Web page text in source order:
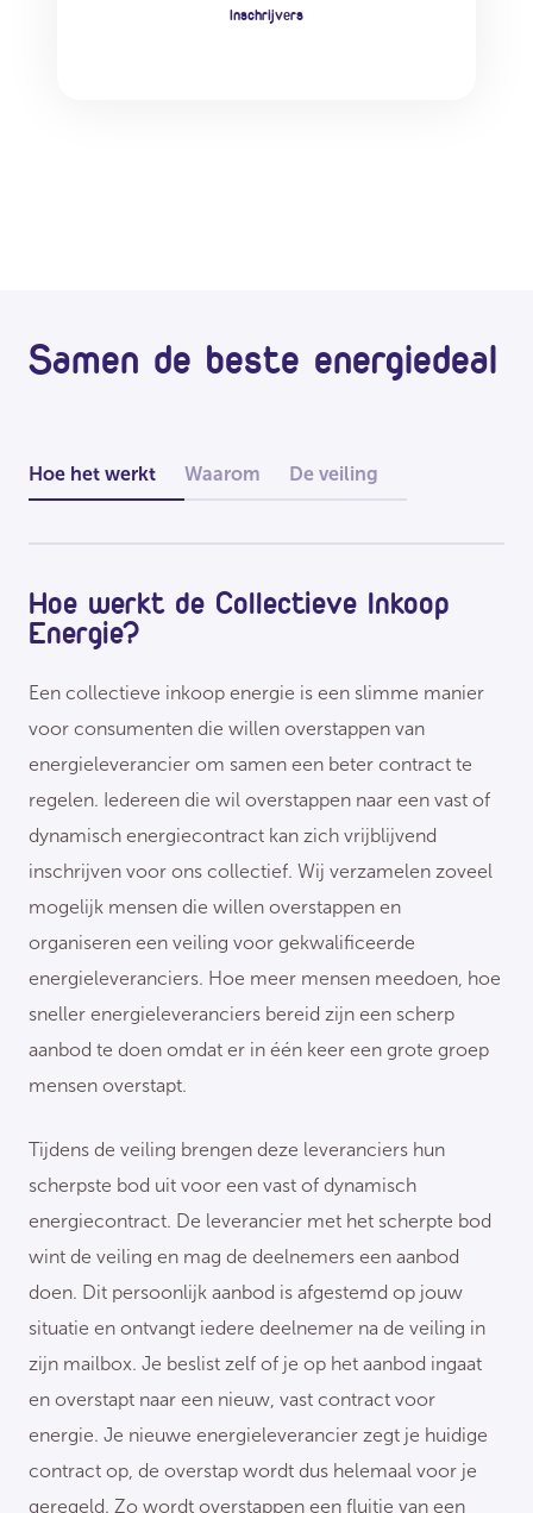
Inschrijvers
Samen de beste energiedeal
Hoe het werkt Waarom De veiling
Hoe werkt de Collectieve Inkoop
Energie?
Een collectieve inkoop energie is een slimme manier
voor consumenten die willen overstappen van
energieleverancier om samen een beter contract te
regelen. Iedereen die wil overstappen naar een vast of
dynamisch energiecontract kan zich vrijblijvend
inschrijven voor ons collectief. Wij verzamelen zoveel
mogelijk mensen die willen overstappen en
organiseren een veiling voor gekwalificeerde
energieleveranciers. Hoe meer mensen meedoen, hoe
sneller energieleveranciers bereid zijn een scherp
aanbod te doen omdat er in één keer een grote groep
mensen overstapt.
Tijdens de veiling brengen deze leveranciers hun
scherpste bod uit voor een vast of dynamisch
energiecontract. De leverancier met het scherpte bod
wint de veiling en mag de deelnemers een aanbod
doen. Dit persoonlijk aanbod is afgestemd op jouw
situatie en ontvangt iedere deelnemer na de veiling in
zijn mailbox. Je beslist zelf of je op het aanbod ingaat
en overstapt naar een nieuw, vast contract voor
energie. Je nieuwe energieleverancier zegt je huidige
contract op, de overstap wordt dus helemaal voor je
geregeld. Zo wordt overstappen een fluitje van een